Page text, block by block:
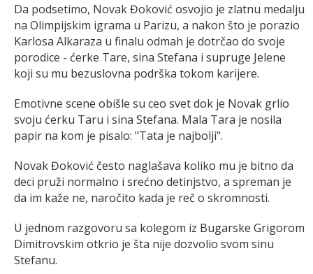
Da podsetimo, Novak Đoković osvojio je zlatnu medalju
na Olimpijskim igrama u Parizu, a nakon što je porazio
Karlosa Alkaraza u finalu odmah je dotrčao do svoje
porodice - ćerke Tare, sina Stefana i supruge Jelene
koji su mu bezuslovna podrška tokom karijere.
Emotivne scene obišle su ceo svet dok je Novak grlio
svoju ćerku Taru i sina Stefana. Mala Tara je nosila
papir na kom je pisalo: "Tata je najbolji".
Novak Đoković često naglašava koliko mu je bitno da
deci pruži normalno i srećno detinjstvo, a spreman je
da im kaže ne, naročito kada je reč o skromnosti.
U jednom razgovoru sa kolegom iz Bugarske Grigorom
Dimitrovskim otkrio je šta nije dozvolio svom sinu
Stefanu.